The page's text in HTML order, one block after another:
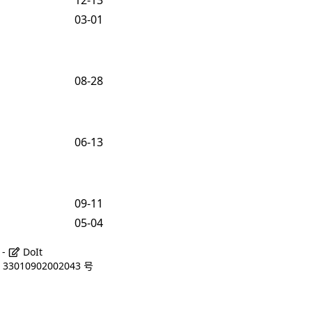
03-01
08-28
06-13
09-11
05-04
DoIt
号